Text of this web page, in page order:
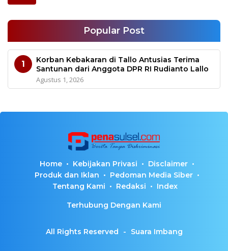
Popular Post
1
Korban Kebakaran di Tallo Antusias Terima
Santunan dari Anggota DPR RI Rudianto Lallo
Agustus 1, 2026
Home Kebijakan Privasi
Disclaimer
Produk dan Iklan
Pedoman Media Siber
Tentang Kami
Redaksi Index
Terhubung Dengan Kami
All Rights Reserved - Suara Imbang